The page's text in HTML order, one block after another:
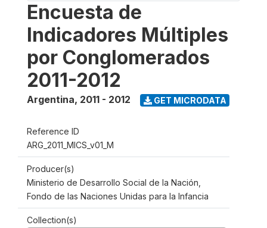
Encuesta de
Indicadores Múltiples
por Conglomerados
2011-2012
Argentina, 2011 - 2012 GET MICRODATA
Reference ID
ARG_2011_MICS_v01_M
Producer(s)
Ministerio de Desarrollo Social de la Nación,
Fondo de las Naciones Unidas para la Infancia
Collection(s)